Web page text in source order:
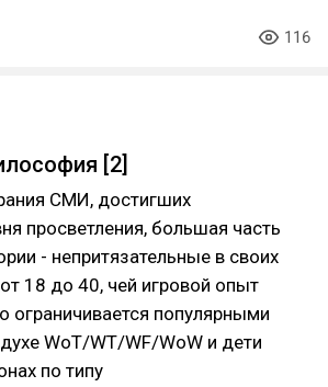
116
[2]
СМИ, достигших
просветления, большая часть
- непритязательные в своих
18 до 40, чей игровой опыт
ограничивается популярными
WoT/WT/WF/WoW и дети
по типу